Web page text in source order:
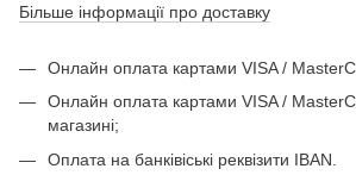
Більше інформації про доставку
Онлайн оплата картами VISA /
Онлайн оплата картами VISA /
магазині;
Оплата на банківіські реквізити IBAN.